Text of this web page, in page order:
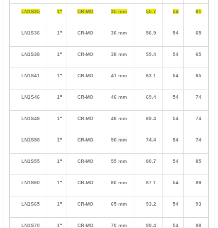
LN1S35 1" CR-MO 35 mm 55.7 54 61
LN1S36 1" CR-MO 36 mm 56.9 54 65
LN1S38 1" CR-MO 38 mm 59.4 54 65
LN1S41 1" CR-MO 41 mm 63.1 54 65
LN1S46 1" CR-MO 46 mm 69.4 54 74
LN1S48 1" CR-MO 48 mm 69.4 54 74
LN1S50 1" CR-MO 50 mm 74.4 54 74
LN1S55 1" CR-MO 55 mm 80.7 54 85
LN1S60 1" CR-MO 60 mm 87.1 54 89
LN1S65 1" CR-MO 65 mm 93.2 54 93
LN1S70 1" CR-MO 70 mm 99.4 54 98